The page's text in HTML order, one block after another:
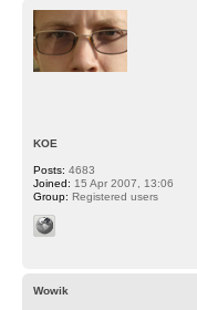
KOE
Posts: 4683
Joined: 15 Apr 2007, 13:06
Group: Registered users
Wowik